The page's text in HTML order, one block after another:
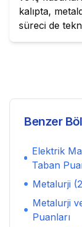
kalıpta,
süreci de
Benzer
Elektrik
Taban
Metalurji (2
Metalurji
Puanları